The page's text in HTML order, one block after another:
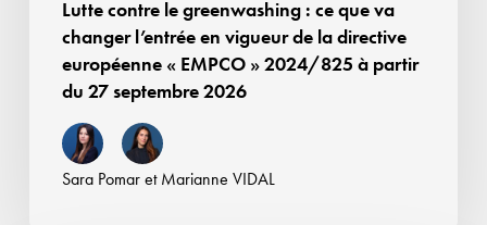
directive
européenne
2024/825
Lutte contre le greenwashing : ce que va
changer l’entrée en vigueur de la directive
européenne « EMPCO » 2024/825 à partir
du 27 septembre 2026
Sara PomaretMarianne VIDAL